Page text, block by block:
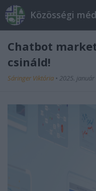
Közösségi
Chatbot
csináld!
Sáringer Viktória • 2025. január